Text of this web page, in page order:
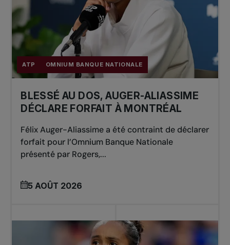
ATP OMNIUM BANQUE NATIONALE
BLESSÉ AU DOS, AUGER-ALIASSIME
DÉCLARE FORFAIT À MONTRÉAL
Félix Auger-Aliassime a été contraint de déclarer
forfait pour l’Omnium Banque Nationale
présenté par Rogers,...
5 AOÛT 2026